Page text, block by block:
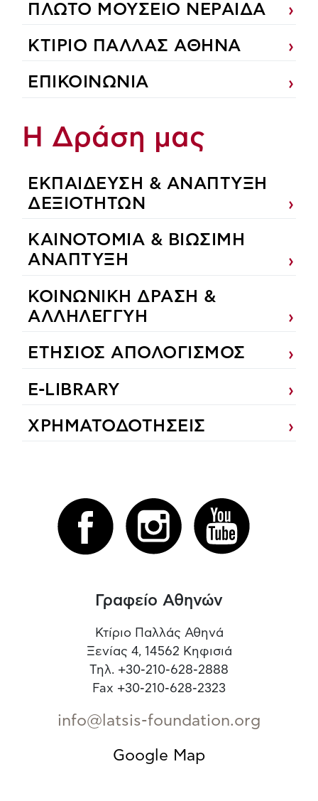
ΠΛΩΤΟ ΜΟΥΣΕΙΟ ΝΕΡΑΙΔΑ
ΚΤΙΡΙΟ ΠΑΛΛΑΣ ΑΘΗΝΑ
ΕΠΙΚΟΙΝΩΝΙΑ
Η Δράση μας
ΕΚΠΑIΔΕΥΣΗ & ΑΝΑΠΤΥΞΗ
ΔΕΞΙΟΤΗΤΩΝ
ΚΑΙΝΟΤΟΜΙΑ & ΒΙΩΣΙΜΗ
ΑΝΑΠΤΥΞΗ
ΚΟΙΝΩΝΙΚΗ ΔΡΑΣΗ &
ΑΛΛΗΛΕΓΓΥΗ
ΕΤΗΣΙΟΣ ΑΠΟΛΟΓΙΣΜΟΣ
E-LIBRARY
ΧΡΗΜΑΤΟΔΟΤΗΣΕΙΣ
Γραφείο Αθηνών
Κτίριο Παλλάς Αθηνά
Ξενίας 4, 14562 Κηφισιά
Τηλ. +30-210-628-2888
Fax +30-210-628-2323
info@latsis-foundation.org
Google Map